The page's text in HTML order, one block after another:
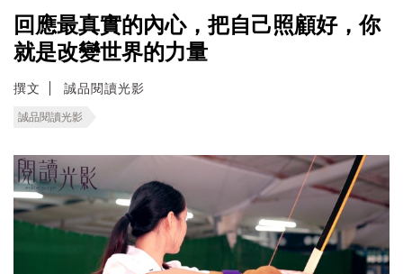
回應最真實的內心，把自己照顧好，你
就是改變世界的力量
撰文 誠品閱讀光影
誠品閱讀光影